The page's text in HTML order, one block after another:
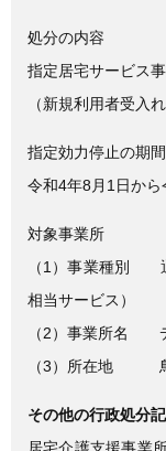
処分の内容
指定居宅サービス
（新規利用者受入
指定効力停止の期間
令和4年8月1日から
対象事業所
（1）事業種別
相当サービス）
（2）事業所名
（3）所在地 鳥
その他の行政処分